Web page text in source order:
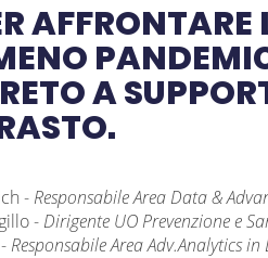
A
- Responsabile Area Data &
- Dirigente UO Prevenzione e
- Responsabile Area Adv.Analytics